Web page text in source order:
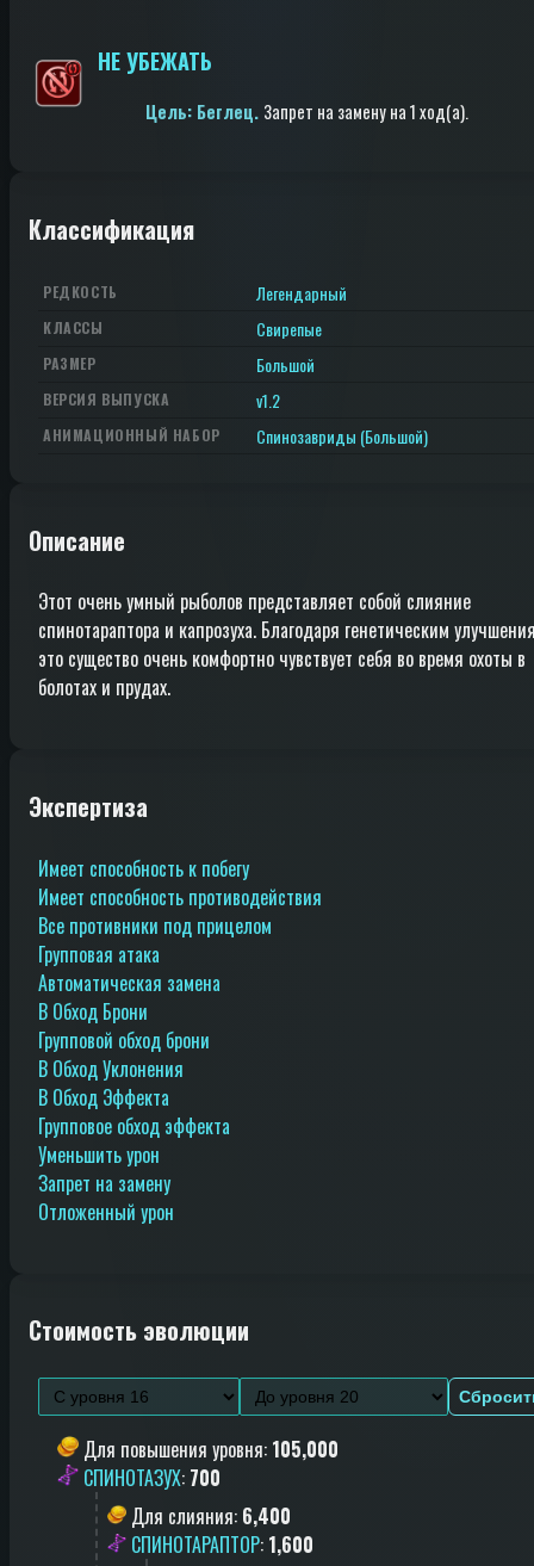
НЕ УБЕЖАТЬ
Цель: Беглец. Запрет на заменуна 1 ход(a).
Классификация
РЕДКОСТЬ Легендарный
КЛАССЫ Свирепые
РАЗМЕР Большой
ВЕРСИЯ ВЫПУСКА v1.2
АНИМАЦИОННЫЙ НАБОР Спинозавриды (Большой)
Описание
Этот очень умный рыболов представляет собой слияние
спинотараптора и капрозуха. Благодаря генетическим
это существо очень комфортно чувствует себя во время охоты в
болотах и прудах.
Экспертиза
Имеет способность к побегу
Имеет способность противодействия
Все противники под прицелом
Групповая атака
Автоматическая замена
В Обход Брони
Групповой обход брони
В Обход Уклонения
В Обход Эффекта
Групповое обход эффекта
Уменьшить урон
Запрет на замену
Отложенный урон
Стоимость эволюции
Для повышения уровня: 105,000
СПИНОТАЗУХ: 700
Для слияния: 6,400
СПИНОТАРАПТОР: 1,600